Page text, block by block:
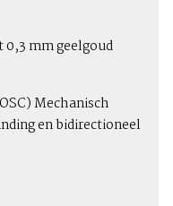
0,3 mm geelgoud
Mechanisch
en bidirectioneel